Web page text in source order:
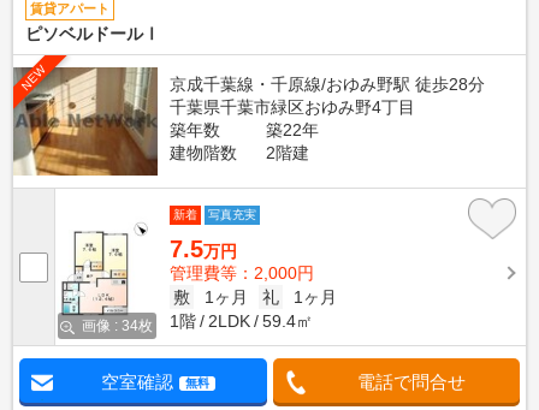
賃貸アパート
ピソベルドールⅠ
NEW
京成千葉線・千原線/おゆみ野駅 徒歩28分
千葉県千葉市緑区おゆみ野4丁目
築年数
築22年
建物階数
2階建
画像 : 34枚
新着 写真充実
7.5万円
管理費等：2,000円
敷
1ヶ月 礼
1ヶ月
1階
2LDK 59.4㎡
空室確認 無料 電話で問合せ